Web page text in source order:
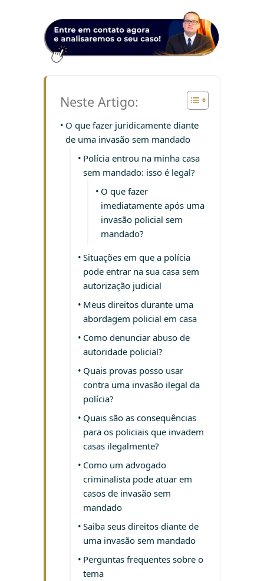
Neste Artigo:
O que fazer juridicamente diante
de uma invasão sem mandado
Polícia entrou na minha casa
sem mandado: isso é legal?
O que fazer
imediatamente após uma
invasão policial sem
mandado?
Situações em que a polícia
pode entrar na sua casa sem
autorização judicial
Meus direitos durante uma
abordagem policial em casa
Como denunciar abuso de
autoridade policial?
Quais provas posso usar
contra uma invasão ilegal da
polícia?
Quais são as consequências
para os policiais que invadem
casas ilegalmente?
Como um advogado
criminalista pode atuar em
casos de invasão sem
mandado
Saiba seus direitos diante de
uma invasão sem mandado
Perguntas frequentes sobre o
tema